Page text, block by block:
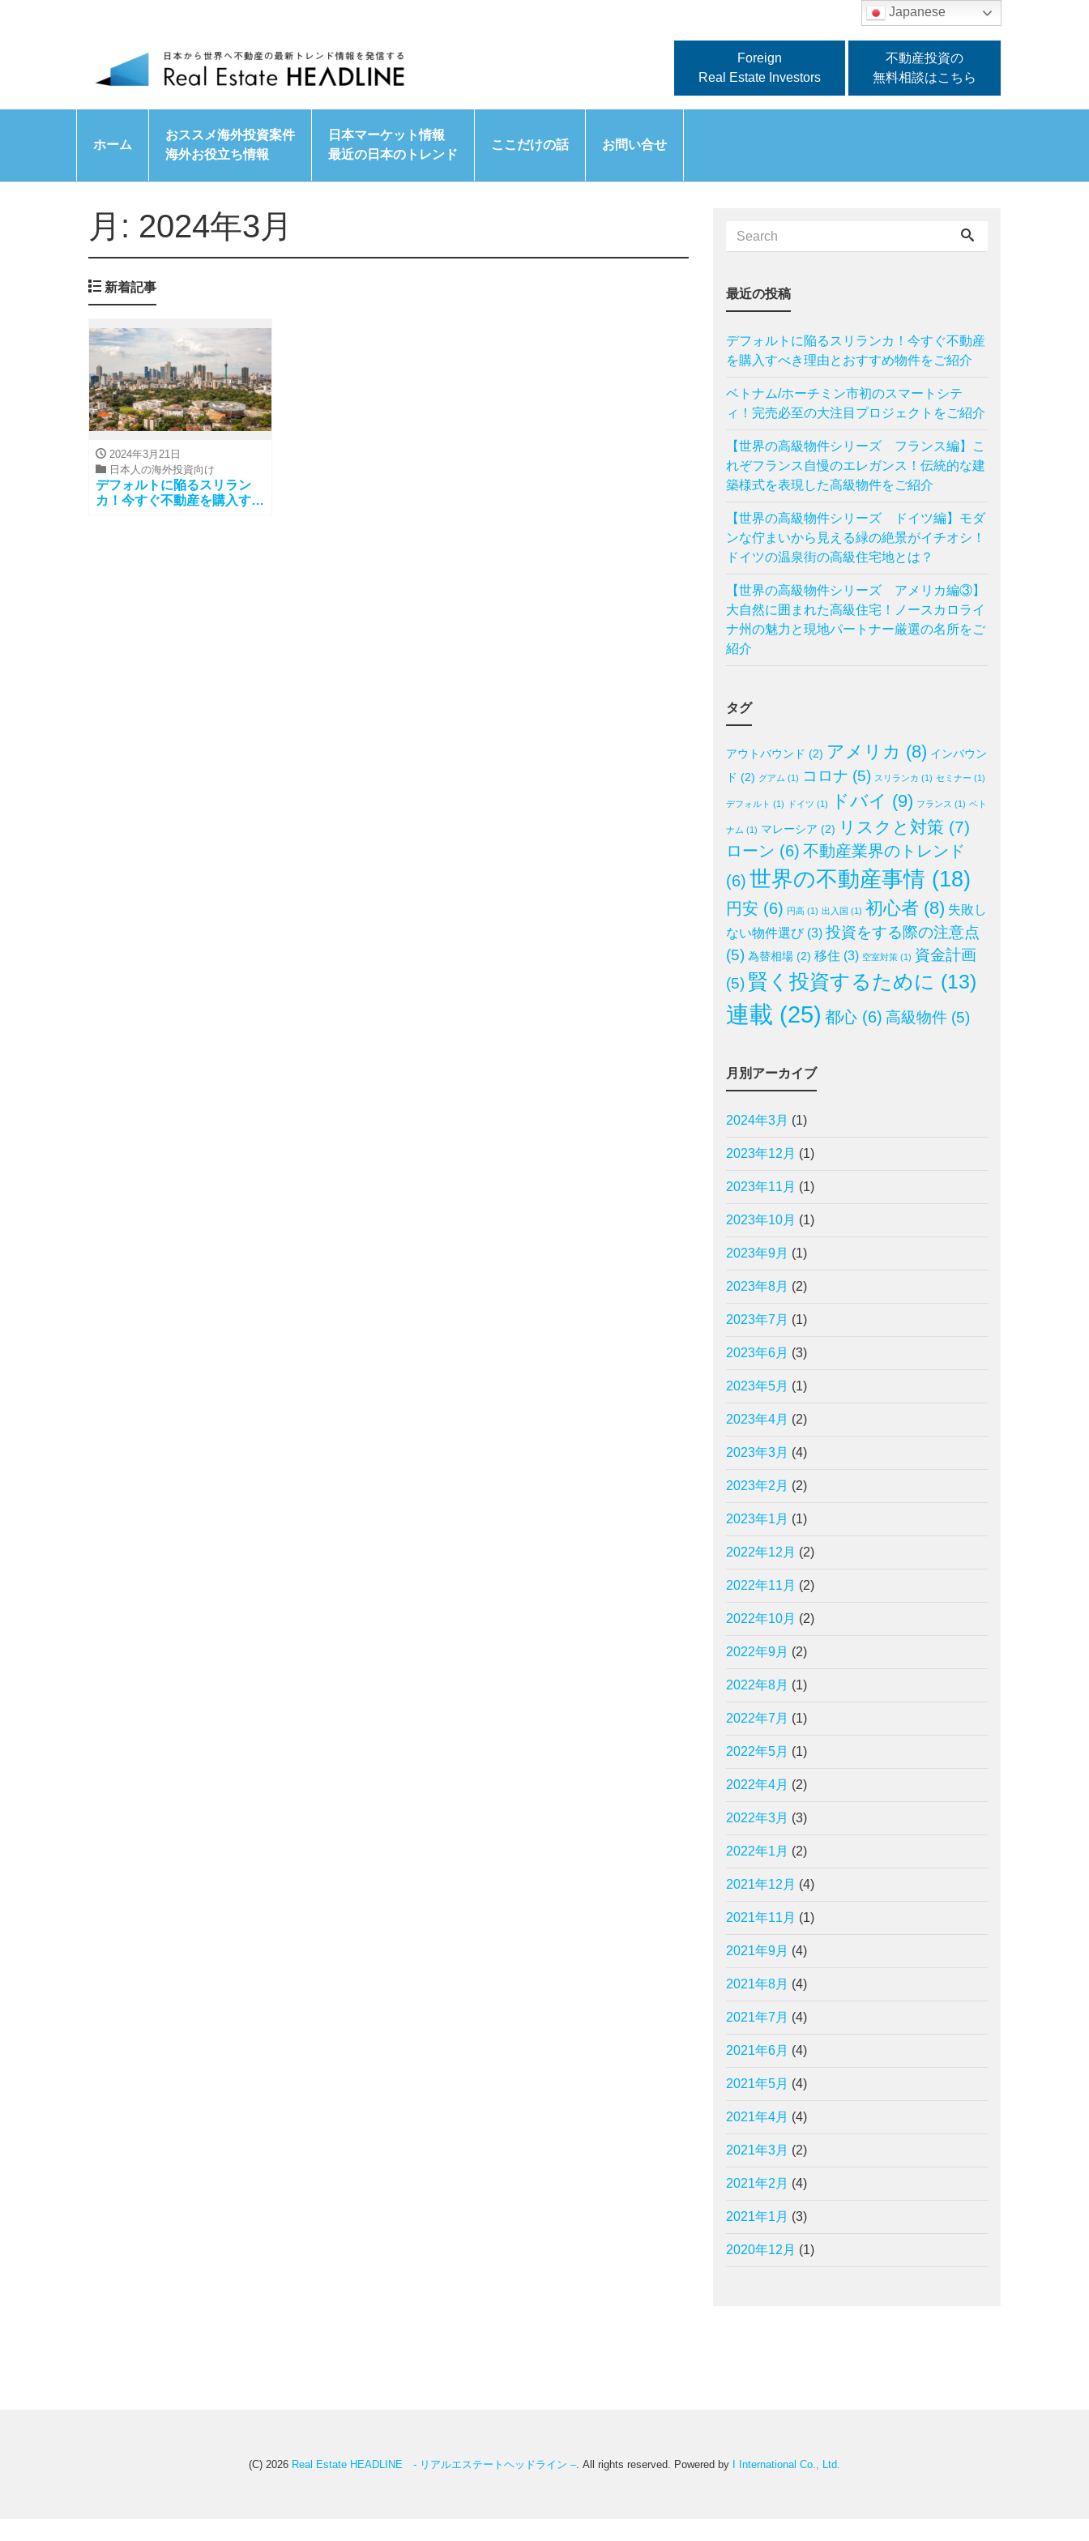
Foreign
Real Estate Investors
不動産投資の
無料相談はこちら
ホーム
おススメ海外投資案件
海外お役立ち情報
日本マーケット情報
最近の日本のトレンド
ここだけの話 お問い合せ
月: 2024年3月
新着記事
2024年3月21日
日本人の海外投資向け
デフォルトに陥るスリラン
カ！今すぐ不動産を購入すべ
最近の投稿
デフォルトに陥るスリランカ！今すぐ不動産
を購入すべき理由とおすすめ物件をご紹介
ベトナム/ホーチミン市初のスマートシテ
ィ！完売必至の大注目プロジェクトをご紹介
【世界の高級物件シリーズ フランス編】こ
れぞフランス自慢のエレガンス！伝統的な建
築様式を表現した高級物件をご紹介
【世界の高級物件シリーズ ドイツ編】モダ
ンな佇まいから見える緑の絶景がイチオシ！
ドイツの温泉街の高級住宅地とは？
【世界の高級物件シリーズ アメリカ編③】
大自然に囲まれた高級住宅！ノースカロライ
ナ州の魅力と現地パートナー厳選の名所をご
紹介
タグ
アウトバウンド (2) アメリカ (8) インバウン
ド (2) グアム (1) コロナ (5) スリランカ (1) セミナー (1)
デフォルト (1) ドイツ (1) ドバイ (9) フランス (1) ベト
ナム (1) マレーシア (2) リスクと対策 (7)
ローン (6) 不動産業界のトレンド
(6) 世界の不動産事情 (18)
円安 (6) 円高(1) 出入国 (1) 初心者 (8) 失敗し
ない物件選び(3) 投資をする際の注意点
(5) 為替相場(2) 移住 (3) 空室対策(1) 資金計画
(5) 賢く投資するために (13)
連載 (25) 都心(6) 高級物件(5)
月別アーカイブ
2024年3月 (1)
2023年12月 (1)
2023年11月 (1)
2023年10月 (1)
2023年9月 (1)
2023年8月 (2)
2023年7月 (1)
2023年6月 (3)
2023年5月 (1)
2023年4月 (2)
2023年3月 (4)
2023年2月 (2)
2023年1月 (1)
2022年12月 (2)
2022年11月 (2)
2022年10月 (2)
2022年9月 (2)
2022年8月 (1)
2022年7月 (1)
2022年5月 (1)
2022年4月 (2)
2022年3月 (3)
2022年1月 (2)
2021年12月 (4)
2021年11月 (1)
2021年9月 (4)
2021年8月 (4)
2021年7月 (4)
2021年6月 (4)
2021年5月 (4)
2021年4月 (4)
2021年3月 (2)
2021年2月 (4)
2021年1月 (3)
2020年12月 (1)
(C) 2026 Real Estate HEADLINE - リアルエステートヘッドライン –. All rights reserved. Powered by I International Co., Ltd.
Japanese